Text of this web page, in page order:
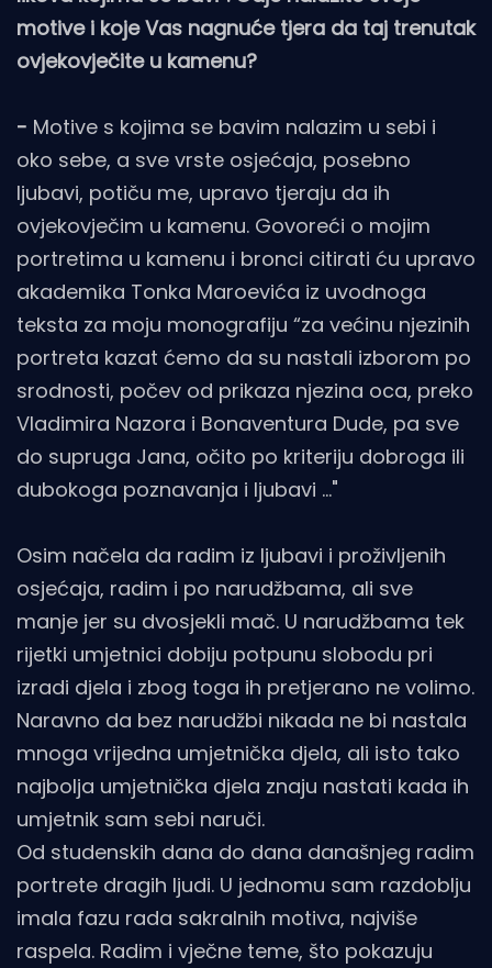
motive i koje Vas nagnuće tjera da taj trenutak
ovjekovječite u kamenu?
- Motive s kojima se bavim nalazim u sebi i
oko sebe, a sve vrste osjećaja, posebno
ljubavi, potiču me, upravo tjeraju da ih
ovjekovječim u kamenu. Govoreći o mojim
portretima u kamenu i bronci citirati ću upravo
akademika Tonka Maroevića iz uvodnoga
teksta za moju monografiju “za većinu njezinih
portreta kazat ćemo da su nastali izborom po
srodnosti, počev od prikaza njezina oca, preko
Vladimira Nazora i Bonaventura Dude, pa sve
do supruga Jana, očito po kriteriju dobroga ili
dubokoga poznavanja i ljubavi ..."
Osim načela da radim iz ljubavi i proživljenih
osjećaja, radim i po narudžbama, ali sve
manje jer su dvosjekli mač. U narudžbama tek
rijetki umjetnici dobiju potpunu slobodu pri
izradi djela i zbog toga ih pretjerano ne volimo.
Naravno da bez narudžbi nikada ne bi nastala
mnoga vrijedna umjetnička djela, ali isto tako
najbolja umjetnička djela znaju nastati kada ih
umjetnik sam sebi naruči.
Od studenskih dana do dana današnjeg radim
portrete dragih ljudi. U jednomu sam razdoblju
imala fazu rada sakralnih motiva, najviše
raspela. Radim i vječne teme, što pokazuju